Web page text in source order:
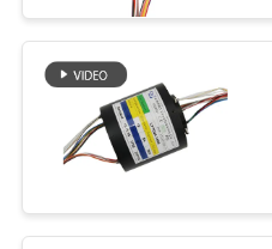
TENTANG
KITA
WISATA
Cincin